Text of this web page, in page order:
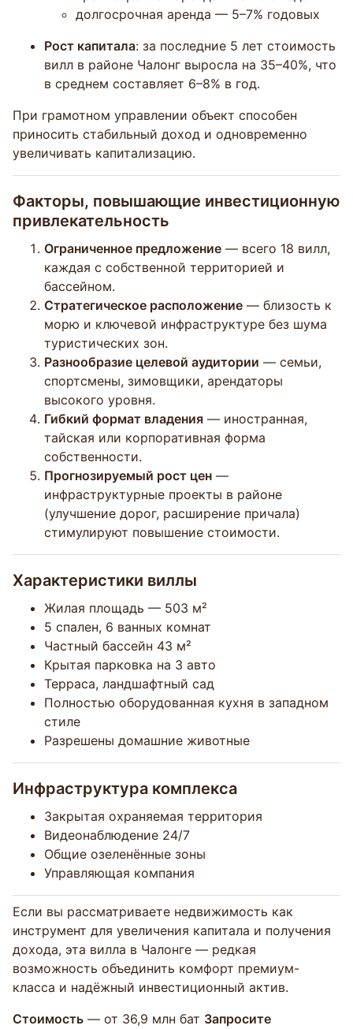
долгосрочная аренда — 5–7% годовых
Рост капитала: за последние 5 лет стоимость
вилл в районе Чалонг выросла на 35–40%, что
в среднем составляет 6–8% в год.
При грамотном управлении объект способен
приносить стабильный доход и одновременно
увеличивать капитализацию.
Факторы, повышающие инвестиционную
привлекательность
Ограниченное предложение — всего 18 вилл,
каждая с собственной территорией и
бассейном.
Стратегическое расположение — близость к
морю и ключевой инфраструктуре без шума
туристических зон.
Разнообразие целевой аудитории — семьи,
спортсмены, зимовщики, арендаторы
высокого уровня.
Гибкий формат владения — иностранная,
тайская или корпоративная форма
собственности.
Прогнозируемый рост цен —
инфраструктурные проекты в районе
(улучшение дорог, расширение причала)
стимулируют повышение стоимости.
Характеристики виллы
Жилая площадь — 503 м²
5 спален, 6 ванных комнат
Частный бассейн 43 м²
Крытая парковка на 3 авто
Терраса, ландшафтный сад
Полностью оборудованная кухня в западном
стиле
Разрешены домашние животные
Инфраструктура комплекса
Закрытая охраняемая территория
Видеонаблюдение 24/7
Общие озеленённые зоны
Управляющая компания
Если вы рассматриваете недвижимость как
инструмент для увеличения капитала и получения
дохода, эта вилла в Чалонге — редкая
возможность объединить комфорт премиум-
класса и надёжный инвестиционный актив.
Стоимость — от 36,9 млн бат Запросите